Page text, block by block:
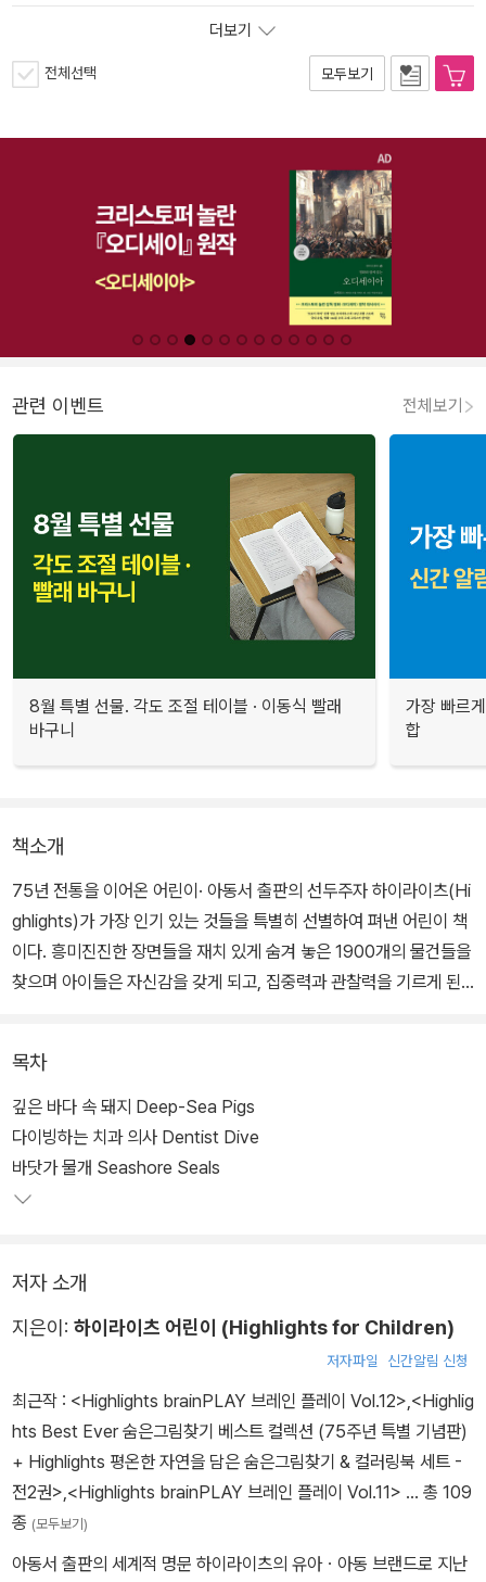
더보기
전체선택 모두보기
관련 이벤트 전체보기
8월 특별 선물. 각도 조절 테이블 · 이동식 빨래
바구니
가장 빠르
합
책소개
75년 전통을 이어온 어린이· 아동서 출판의 선두주자 하이라이츠(Hi
ghlights)가 가장 인기 있는 것들을 특별히 선별하여 펴낸 어린이 책
이다. 흥미진진한 장면들을 재치 있게 숨겨 놓은 1900개의 물건들을
찾으며 아이들은 자신감을 갖게 되고, 집중력과 관찰력을 기르게 된
특히, 인기 주제별로 그림 장면마다 같은 사물에 대한 모습이 다르게
그려져 있어 사물을 바라보는 다양한 시각과 창의적인 사고능력을 기
를 수 있게 해주는 것이 이 책의 가장 큰 장점이자, 전 세계 부모들이
이 책을 선택한 이유이다.
목차
깊은 바다 속 돼지 Deep-Sea Pigs
다이빙하는 치과 의사 Dentist Dive
바닷가 물개 Seashore Seals
저자 소개
지은이: 하이라이츠 어린이 (Highlights for Children)
저자파일 신간알림 신청
최근작 : <Highlights brainPLAY 브레인 플레이 Vol.12>,<Highlig
hts Best Ever 숨은그림찾기 베스트 컬렉션 (75주년 특별 기념판)
+ Highlights 평온한 자연을 담은 숨은그림찾기 & 컬러링북 세트 -
전2권>,<Highlights brainPLAY 브레인 플레이 Vol.11> … 총 109
종 (모두보기)
아동서 출판의 세계적 명문 하이라이츠의 유아ㆍ아동 브랜드로 지난